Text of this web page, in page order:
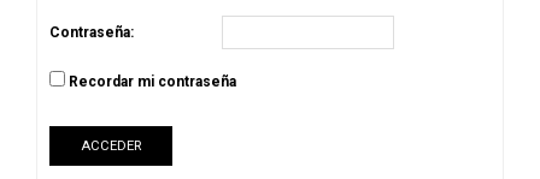
Contraseña:
Recordar mi contraseña
ACCEDER